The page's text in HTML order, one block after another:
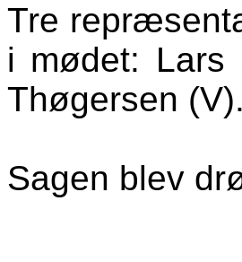
Tre
i mødet: Lars
Thøgersen (V).
Sagen blev